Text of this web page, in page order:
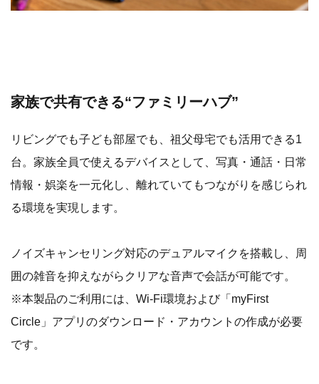
家族で共有できる“ファミリーハブ”
リビングでも子ども部屋でも、祖父母宅でも活用できる1
台。家族全員で使えるデバイスとして、写真・通話・日常
情報・娯楽を一元化し、離れていてもつながりを感じられ
る環境を実現します。
ノイズキャンセリング対応のデュアルマイクを搭載し、周
囲の雑音を抑えながらクリアな音声で会話が可能です。
※本製品のご利用には、Wi-Fi環境および「myFirst
Circle」アプリのダウンロード・アカウントの作成が必要
です。